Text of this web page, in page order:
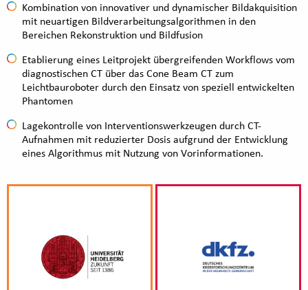
Kombination von innovativer und dynamischer Bildakquisition
mit neuartigen Bildverarbeitungsalgorithmen in den
Bereichen Rekonstruktion und Bildfusion
Etablierung eines Leitprojekt übergreifenden Workflows vom
diagnostischen CT über das Cone Beam CT zum
Leichtbauroboter durch den Einsatz von speziell entwickelten
Phantomen
Lagekontrolle von Interventionswerkzeugen durch CT-
Aufnahmen mit reduzierter Dosis aufgrund der Entwicklung
eines Algorithmus mit Nutzung von Vorinformationen.